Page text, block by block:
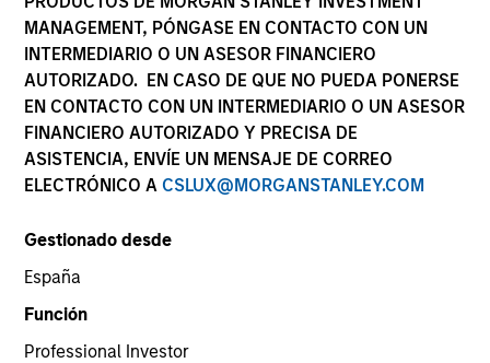
MANAGEMENT, PÓNGASE EN CONTACTO CON UN
INTERMEDIARIO O UN ASESOR FINANCIERO
AUTORIZADO. EN CASO DE QUE NO PUEDA PONERSE
EN CONTACTO CON UN INTERMEDIARIO O UN ASESOR
FINANCIERO AUTORIZADO Y PRECISA DE
ASISTENCIA, ENVÍE UN MENSAJE DE CORREO
ELECTRÓNICO A CSLUX@MORGANSTANLEY.COM
Gestionado desde
España
Función
Professional Investor
Key Investor Information
(KID)
Documentación
Descripción general
Objetivo de la inversión